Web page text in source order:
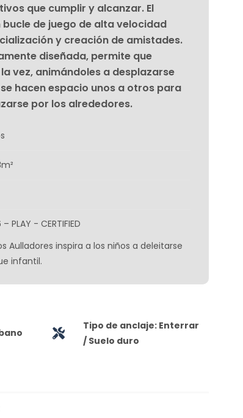
que cumplir y alcanzar. El
de juego de alta velocidad
y creación de amistades.
diseñada, permite que
vez, animándoles a desplazarse
hacen espacio unos a otros para
por los alrededores.
PLAY - CERTIFIED
Aulladores inspira a los niños a deleitarse
infantil.
Tipo de anclaje: Enterrar
/ Suelo duro